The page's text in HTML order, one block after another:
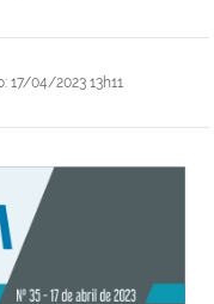
: 17/04/2023 13h11